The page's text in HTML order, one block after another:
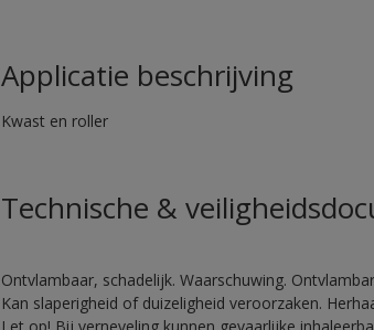
Applicatie beschrijving
Kwast en roller
Technische &
Ontvlambaar, schadelijk. Waarschuwing.
Kan slaperigheid of duizeligheid veroorzaken.